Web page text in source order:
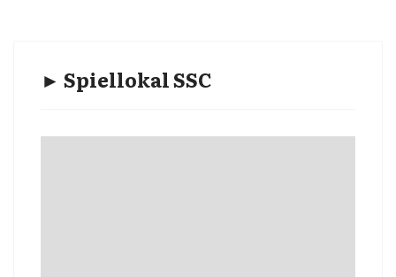
► Spiellokal SSC